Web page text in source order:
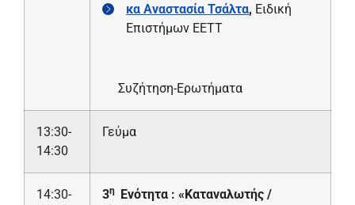
κα Αναστασία Τσάλτα, Ειδική
Επιστήμων ΕΕΤΤ
Συζήτηση-Ερωτήματα
13:30-
14:30
Γεύμα
14:30-
3η
Ενότητα : «Καταναλωτής /